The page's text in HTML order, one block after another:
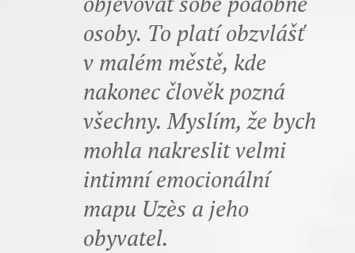
osoby. To platí obzvlášť
v malém městě, kde
nakonec člověk pozná
všechny. Myslím, že bych
mohla nakreslit velmi
intimní emocionální
mapu Uzès a jeho
obyvatel.